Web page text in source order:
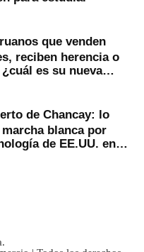
que venden
reciben herencia o
es su nueva
de Chancay: lo
blanca por
de EE.UU. en